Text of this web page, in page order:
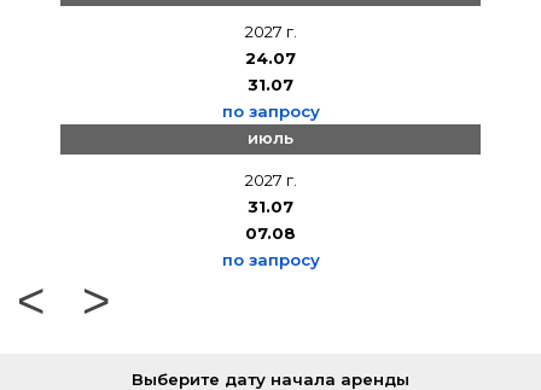
2027 г.
24.07
31.07
по запросу
июль
2027 г.
31.07
07.08
по запросу
< >
Выберите дату начала аренды